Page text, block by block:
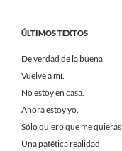
ÚLTIMOS TEXTOS
De verdad de la buena
Vuelve a mí.
No estoy en casa.
Ahora estoy yo.
Sólo quiero que me quieras
Una patética realidad